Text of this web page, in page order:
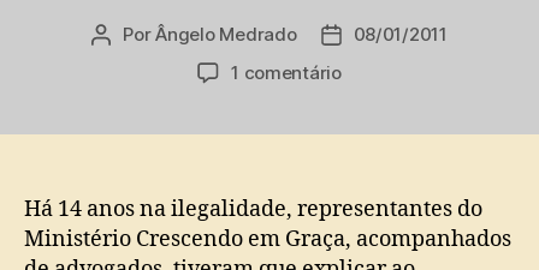
Autor
PorÂngelo Medrado
Data08/01/2011
1 comentárioem
Ministério
cristão
ilegal
Há 14 anos na ilegalidade, representantes do
Ministério Crescendo em Graça, acompanhados